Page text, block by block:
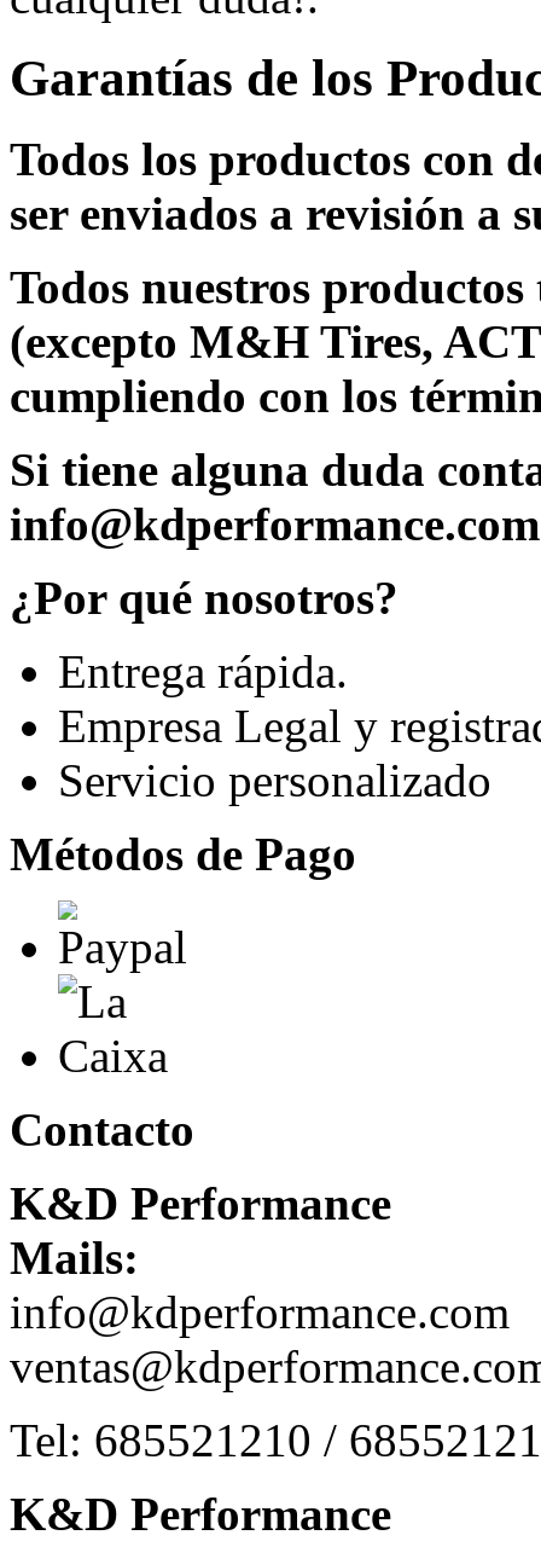
Garantías de los
Todos los productos con
ser enviados a revisión a
Todos nuestros
(excepto M&H Tires,
cumpliendo con los
Si tiene alguna duda
info@kdperformance.com
¿Por qué nosotros?
Entrega rápida.
Empresa Legal y
Servicio personalizado
Métodos de Pago
Contacto
K&D Performance
Mails:
info@kdperformance.com
Tel: 685521210 /
K&D Performance